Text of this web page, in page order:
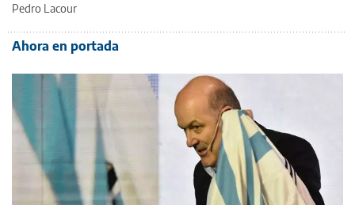
Pedro Lacour
Ahora en portada